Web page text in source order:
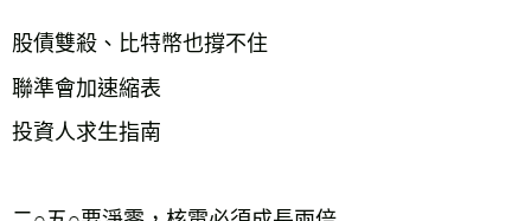
股債雙殺、比特幣也撐不住
聯準會加速縮表
投資人求生指南